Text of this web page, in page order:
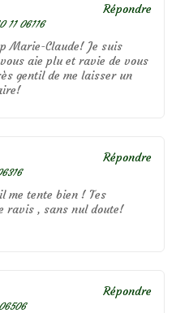
11 06116
Marie-Claude! Je suis
aie plu et ravie de vous
gentil de me laisser un
Répondre
me tente bien ! Tes
ravis , sans nul doute!
Répondre
Répondre